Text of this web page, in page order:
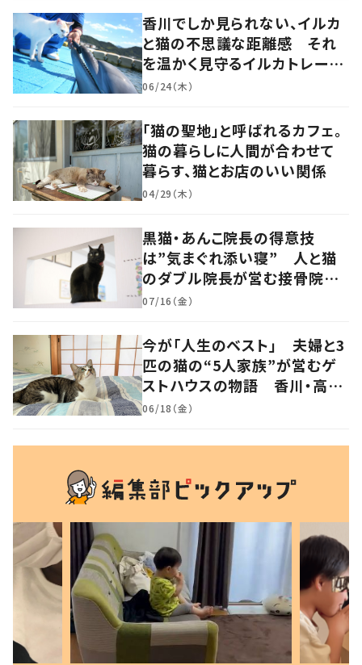
香川でしか見られない、イルカ
と猫の不思議な距離感 それ
を温かく見守るイルカトレーナ
ーの努力
06/24（木）
「猫の聖地」と呼ばれるカフェ。
猫の暮らしに人間が合わせて
暮らす、猫とお店のいい関係
04/29（木）
黒猫・あんこ院長の得意技
は”気まぐれ添い寝” 人と猫
のダブル院長が営む接骨院
香川・高松市
07/16（金）
今が「人生のベスト」 夫婦と3
匹の猫の“5人家族”が営むゲ
ストハウスの物語 香川・高松
市
06/18（金）